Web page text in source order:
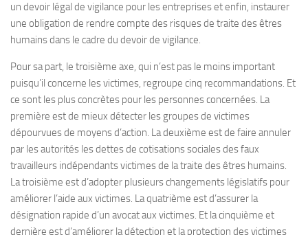
un devoir légal de vigilance pour les entreprises et enfin, instaurer
une obligation de rendre compte des risques de traite des êtres
humains dans le cadre du devoir de vigilance.
Pour sa part, le troisième axe, qui n’est pas le moins important
puisqu’il concerne les victimes, regroupe cinq recommandations. Et
ce sont les plus concrètes pour les personnes concernées. La
première est de mieux détecter les groupes de victimes
dépourvues de moyens d’action. La deuxième est de faire annuler
par les autorités les dettes de cotisations sociales des faux
travailleurs indépendants victimes de la traite des êtres humains.
La troisième est d’adopter plusieurs changements législatifs pour
améliorer l’aide aux victimes. La quatrième est d’assurer la
désignation rapide d’un avocat aux victimes. Et la cinquième et
dernière est d’améliorer la détection et la protection des victimes